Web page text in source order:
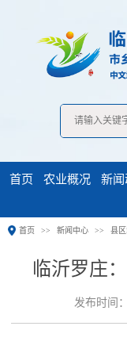
首页 农业概况 新闻
首页 新闻中心 县
临沂罗庄
发布时间